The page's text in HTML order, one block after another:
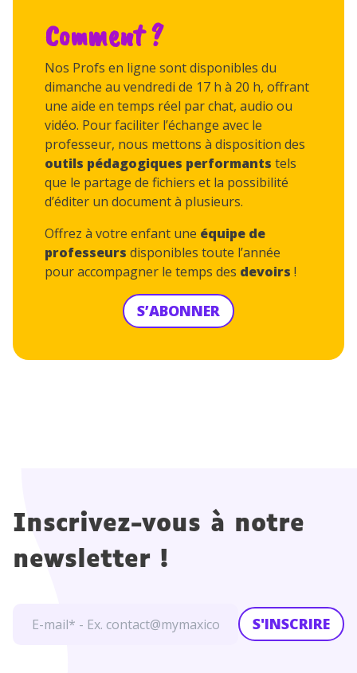
Comment ?
Nos Profs en ligne sont disponibles du
dimanche au vendredi de 17 h à 20 h, offrant
une aide en temps réel par chat, audio ou
vidéo. Pour faciliter l’échange avec le
professeur, nous mettons à disposition des
outils pédagogiques performants tels
que le partage de fichiers et la possibilité
d’éditer un document à plusieurs.
Offrez à votre enfant une équipe de
professeurs disponibles toute l’année
pour accompagner le temps des devoirs !
S’ABONNER
Inscrivez-vous à notre
newsletter !
S'INSCRIRE